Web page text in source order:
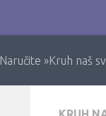
Naručite »Kruh naš